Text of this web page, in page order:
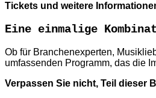
Tickets und weitere
Eine einmalige
Ob für Branchenexperten,
umfassenden Programm, das die
Verpassen Sie nicht, Teil dieser